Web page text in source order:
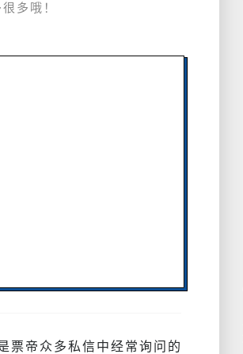
多哦！
票帝众多私信中经常询问的